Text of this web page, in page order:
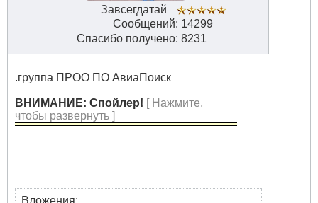
Завсегдатай
Сообщений: 14299
Спасибо получено: 8231
.группа ПРОО ПО АвиаПоиск
ВНИМАНИЕ: Спойлер! [ Нажмите,
чтобы развернуть ]